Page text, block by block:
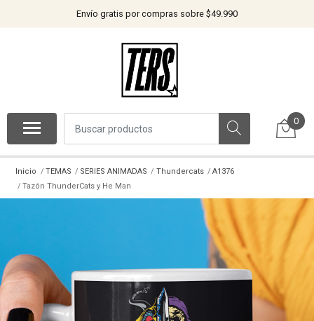
Envío gratis por compras sobre $49.990
0
Inicio TEMAS SERIES ANIMADAS Thundercats
A1376
Tazón ThunderCats y He Man